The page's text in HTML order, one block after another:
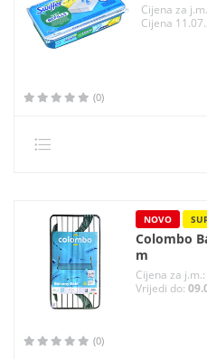
Cijena za
Cijena
(0)
NOVO
Colombo
m
Cijena za j.m.:
Vrijedi do:
(0)